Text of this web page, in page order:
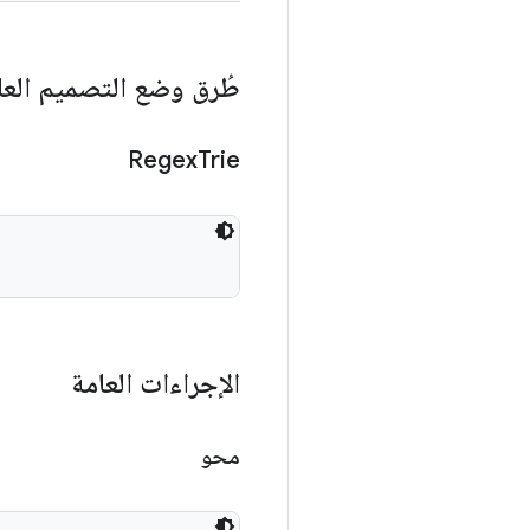
طُرق وضع التصميم
RegexTrie
الإجراءات العامة
محو